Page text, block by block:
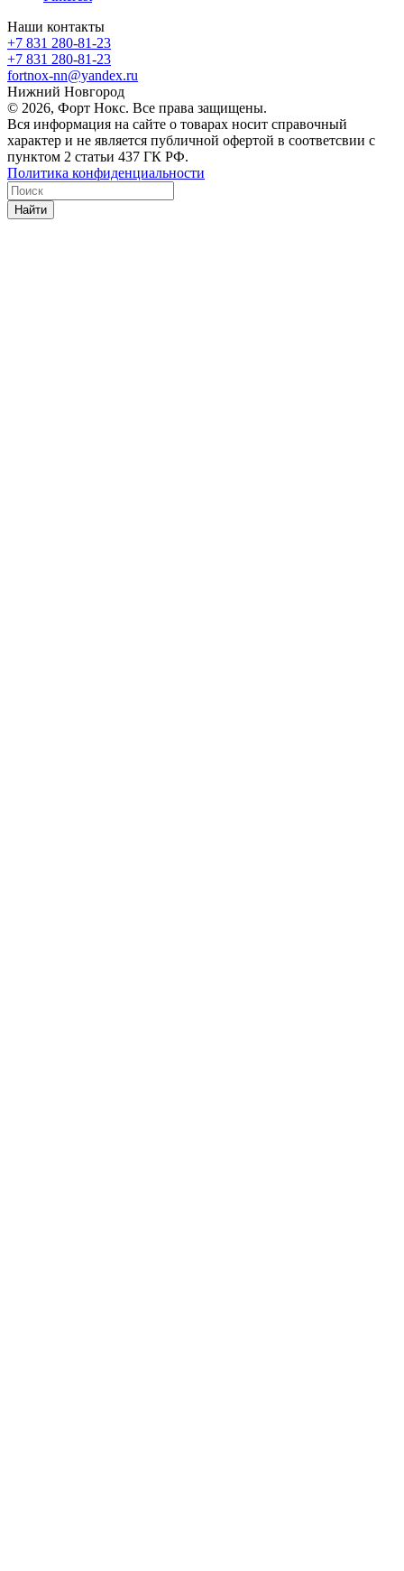
Наши контакты
+7 831 280-81-23
+7 831 280-81-23
fortnox-nn@yandex.ru
Нижний Новгород
© 2026, Форт Нокс. Все права защищены.
Вся информация на сайте о товарах носит справочный
характер и не является публичной офертой в соответсвии с
пунктом 2 статьи 437 ГК РФ.
Политика конфиденциальности
Найти